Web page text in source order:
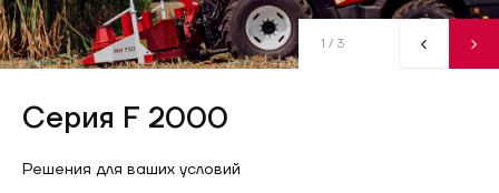
1 / 3
Серия F 2000
Решения для ваших условий